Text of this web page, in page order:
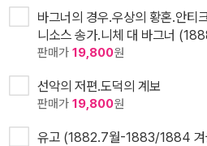
바그너의 경우.우상의 황혼.안티
니소스 송가.니체 대 바그너
판매가 19,800원
선악의 저편.도덕의 계보
판매가 19,800원
유고 (1882.7월-1883/1884 겨